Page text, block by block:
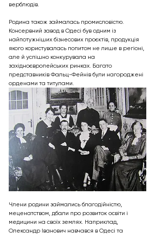
верблюдів.
Родина також займалась промисловістю.
Консервний завод в Одесі був одним із
найпотужніших бізнесових проєктів, продукція
якого користувалась попитом не лише в регіоні,
але й успішно конкурувала на
західноєвропейських ринках. Багато
представників Фальц-Фейнів були нагороджені
орденами та титулами.
Члени родини займались благодійністю,
меценатством, дбали про розвиток освіти і
медицини на своїх землях. Наприклад,
Олександр Іванович навчався в Одесі та